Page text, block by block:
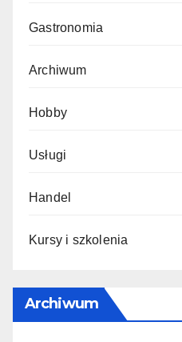
Gastronomia
Archiwum
Hobby
Usługi
Handel
Kursy i szkolenia
Archiwum